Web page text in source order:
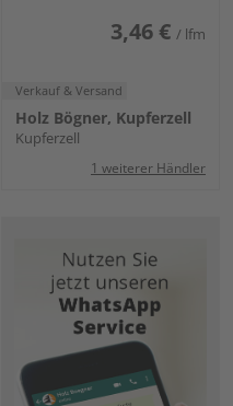
3,46 € / lfm
Verkauf & Versand
Holz Bögner, Kupferzell
Kupferzell
1 weiterer Händler